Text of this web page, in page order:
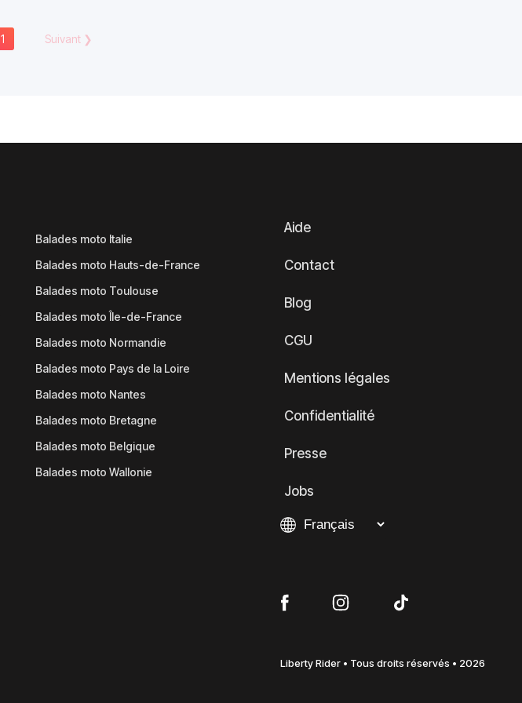
1 Suivant❯
Balades moto Italie
Balades moto Hauts-de-France
Balades moto Toulouse
Balades moto Île-de-France
Balades moto Normandie
Balades moto Pays de la Loire
Balades moto Nantes
Balades moto Bretagne
Balades moto Belgique
Balades moto Wallonie
Aide
Contact
Blog
CGU
Mentions légales
Confidentialité
Presse
Jobs
Liberty Rider • Tous droits réservés • 2026